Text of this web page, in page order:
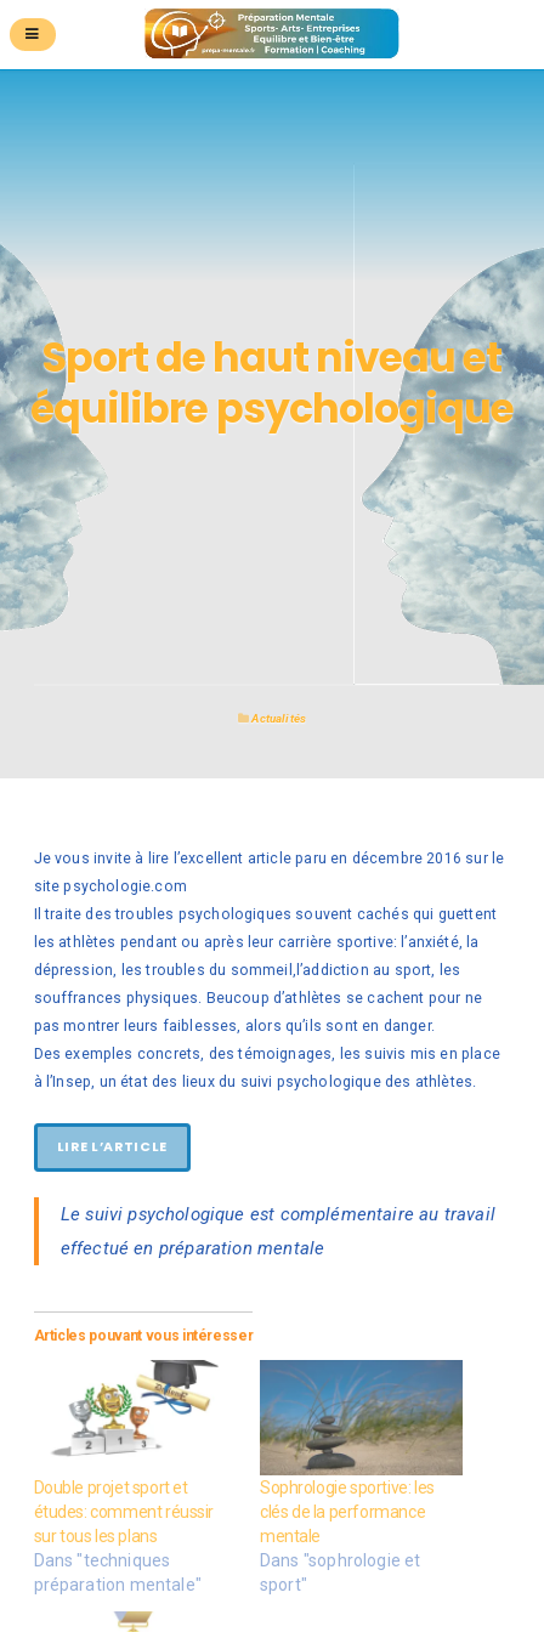
Sport de haut niveau et
équilibre psychologique
Actualités
Je vous invite à lire l’excellent article paru en décembre 2016 sur le
site psychologie.com
Il traite des troubles psychologiques souvent cachés qui guettent
les athlètes pendant ou après leur carrière sportive: l’anxiété, la
dépression, les troubles du sommeil,l’addiction au sport, les
souffrances physiques. Beucoup d’athlètes se cachent pour ne
pas montrer leurs faiblesses, alors qu’ils sont en danger.
Des exemples concrets, des témoignages, les suivis mis en place
à l’Insep, un état des lieux du suivi psychologique des athlètes.
LIRE L’ARTICLE
Le suivi psychologique est complémentaire au travail
effectué en préparation mentale
Articles pouvant vous intéresser
Double projet sport et
études: comment réussir
sur tous les plans
Dans "techniques
préparation mentale"
Sophrologie sportive: les
clés de la performance
mentale
Dans "sophrologie et
sport"